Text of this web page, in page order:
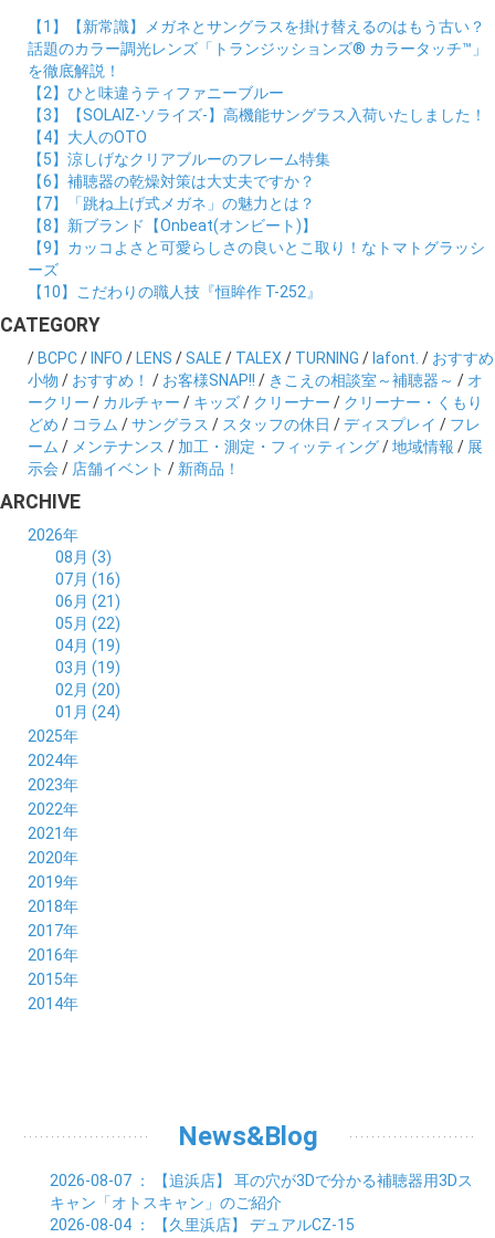
【1】【新常識】メガネとサングラスを掛け替えるのはもう古い？
話題のカラー調光レンズ「トランジッションズ® カラータッチ™」
を徹底解説！
【2】ひと味違うティファニーブルー
【3】【SOLAIZ-ソライズ-】高機能サングラス入荷いたしました！
【4】大人のOTO
【5】涼しげなクリアブルーのフレーム特集
【6】補聴器の乾燥対策は大丈夫ですか？
【7】「跳ね上げ式メガネ」の魅力とは？
【8】新ブランド【Onbeat(オンビート)】
【9】カッコよさと可愛らしさの良いとこ取り！なトマトグラッシ
ーズ
【10】こだわりの職人技『恒眸作 T-252』
CATEGORY
/BCPC/INFO /LENS /SALE / TALEX / TURNING /lafont. / おすすめ
小物 / おすすめ！ / お客様SNAP!! / きこえの相談室～補聴器～ / オ
ークリー / カルチャー / キッズ/ クリーナー / クリーナー・くもり
どめ / コラム /サングラス / スタッフの休日 /ディスプレイ / フレ
ーム / メンテナンス / 加工・測定・フィッティング/地域情報 / 展
示会 / 店舗イベント / 新商品！
ARCHIVE
2026年
08月 (3)
07月 (16)
06月 (21)
05月 (22)
04月 (19)
03月 (19)
02月 (20)
01月 (24)
2025年
12月 (14)
11月 (17)
10月 (21)
09月 (20)
08月 (20)
07月 (18)
06月 (22)
05月 (21)
04月 (19)
03月 (19)
02月 (19)
01月 (21)
2024年
12月 (19)
11月 (21)
10月 (23)
09月 (23)
08月 (20)
07月 (21)
06月 (22)
05月 (18)
04月 (26)
03月 (23)
02月 (29)
2023年
12月 (19)
11月 (19)
10月 (20)
09月 (22)
08月 (24)
07月 (26)
06月 (25)
05月 (28)
04月 (26)
03月 (30)
2022年
12月 (36)
11月 (16)
10月 (22)
09月 (20)
08月 (18)
07月 (21)
06月 (23)
05月 (25)
04月 (20)
2021年
12月 (18)
11月 (19)
10月 (20)
09月 (24)
08月 (35)
07月 (17)
06月 (25)
05月 (31)
2020年
12月 (19)
11月 (23)
10月 (24)
09月 (29)
08月 (26)
07月 (25)
06月 (21)
2019年
12月 (26)
11月 (21)
10月 (26)
09月 (26)
08月 (31)
07月 (22)
2018年
12月 (22)
11月 (28)
10月 (23)
09月 (27)
08月 (24)
01月 (24)
2017年
12月 (20)
11月 (22)
10月 (21)
02月 (20)
01月 (23)
2016年
12月 (26)
11月 (21)
03月 (25)
02月 (30)
01月 (33)
2015年
12月 (36)
06月 (15)
04月 (9)
03月 (7)
02月 (7)
2014年
News&Blog
2026-08-07 ： 【追浜店】 耳の穴が3Dで分かる補聴器用3Dス
キャン「オトスキャン」のご紹介
2026-08-04 ： 【久里浜店】 デュアルCZ-15